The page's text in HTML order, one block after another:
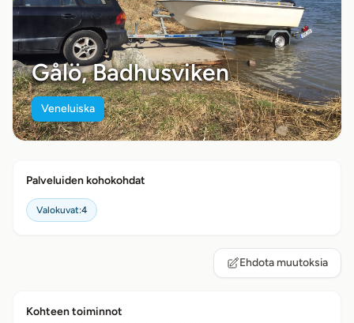
Gålö, Badhusviken
Veneluiska
Palveluiden kohokohdat
Valokuvat:4
Ehdota muutoksia
Kohteen toiminnot